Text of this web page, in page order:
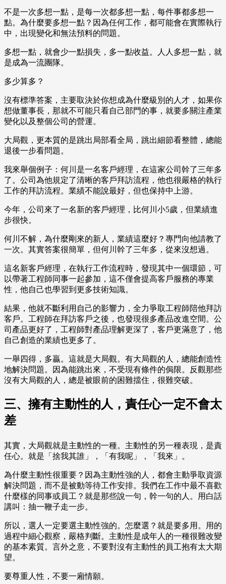
不是一次多想一點，是每一次都多想一點，每件事都多想一
點。為什麼要多想一點？因為任何工作，都可能會在實際執行
中，出現變化和無法預料的問題。
多想一點，就會少一點損失，多一點收益。人人多想一點，就
是成為一流團隊。
多少算多？
沒有標準答案，主要取決於你想成為什麼級別的人才，如果你
想做董事長，那就不可能只看自己部門的事，就要多關注產業
變化以及整個公司的營運。
大局觀，更本質的是跳出局部看全局，跳出細節看整體，總能
退後一步看問題。
我來舉個例子：何川是一名客戶經理，在這家公司幹了三年多
了。公司為他規定了清晰的客戶拜訪流程，他也很嚴格的執行
工作的拜訪流程。業績不能說最好，但也保持中上游。
今年，公司來了一名新的客戶經理，比何川小5歲，但業績進
步很快。
何川不解，為什麼剛來的新人，業績這麼好？專門向他請教了
一次。其實答案很簡單，但何川幹了三年多，從來沒想過。
這名新客戶經理，在執行工作流程時，發現其中一個環節，可
以帶著工程師同事一起參加，這不僅會提高客戶服務的專業
性，他自己也學習到更多技術知識。
結果，他就不斷利用自己的影響力，全力爭取工程師陪他拜訪
客戶。工程師在拜訪客戶之後，也發現很多產品改進空間。公
司產品更好了，工程師對產品理解更深了，客戶更滿意了，他
自己創造的業績也更多了。
一舉四得，多贏。這就是大局觀。有大局觀的人，總能創造性
地解決問題。因為能跳出來，不受現有條件的侷限。反觀那些
沒有大局觀的人，總是被眼前的困難擋住，很難突破。
三、擁有主動性的人，責任心一定不會太
差
其實，大局觀就是主動性的一種。主動性的另一種表現，是責
任心。就是「捨我其誰」，「有我呢」，「我來」。
為什麼主動性很重要？因為主動性強的人，都會主動爭取資源
解決問題，而不是被動等待工作安排。我們在工作中最不喜歡
什麼樣的同事或員工？就是那些說一句，幹一句的人。用白話
講叫：抽一鞭子走一步。
所以，選人一定要選主動性強的。怎麼選？就是要多用。用的
過程中細心觀察，嚴格判斷。主動性是成年人的一種很難改變
的基本素質。言外之意，不要對沒有主動性的員工抱有太大期
望。
要尊重人性，不要一廂情願。